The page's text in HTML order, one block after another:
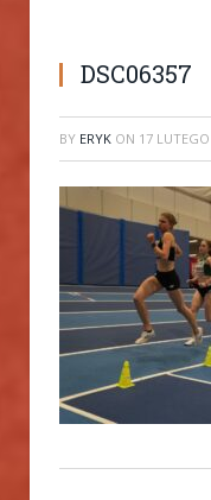
DSC06357
BY ERYK ON 17